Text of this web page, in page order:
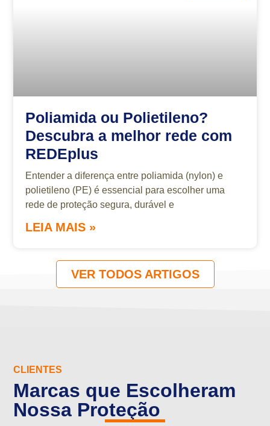
Poliamida ou Polietileno?
Descubra a melhor rede com
REDEplus
Entender a diferença entre poliamida (nylon) e
polietileno (PE) é essencial para escolher uma
rede de proteção segura, durável e
LEIA MAIS »
VER TODOS ARTIGOS
CLIENTES
Marcas que Escolheram
Nossa Proteção